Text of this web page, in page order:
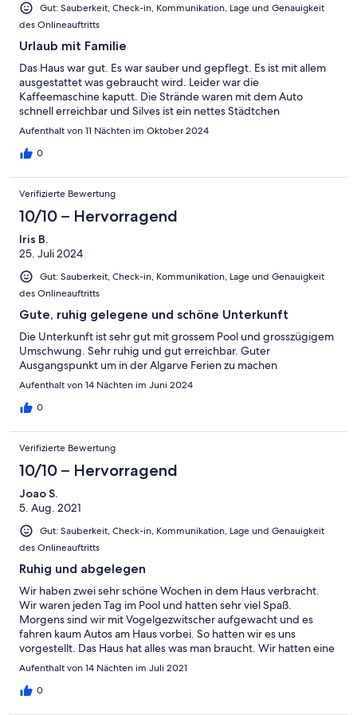
Gut: Sauberkeit, Check-in, Kommunikation, Lage und Genauigkeit
des Onlineauftritts
Urlaub mit Familie
Das Haus war gut. Es war sauber und gepflegt. Es ist mit allem
ausgestattet was gebraucht wird. Leider war die
Kaffeemaschine kaputt. Die Strände waren mit dem Auto
schnell erreichbar und Silves ist ein nettes Städtchen
Aufenthalt von 11 Nächten im Oktober 2024
0
Verifizierte Bewertung
10/10 – Hervorragend
Iris B.
25. Juli 2024
Gut: Sauberkeit, Check-in, Kommunikation, Lage und Genauigkeit
des Onlineauftritts
Gute, ruhig gelegene und schöne Unterkunft
Die Unterkunft ist sehr gut mit grossem Pool und grosszügigem
Umschwung. Sehr ruhig und gut erreichbar. Guter
Ausgangspunkt um in der Algarve Ferien zu machen
Aufenthalt von 14 Nächten im Juni 2024
0
Verifizierte Bewertung
10/10 – Hervorragend
Joao S.
5. Aug. 2021
Gut: Sauberkeit, Check-in, Kommunikation, Lage und Genauigkeit
des Onlineauftritts
Ruhig und abgelegen
Wir haben zwei sehr schöne Wochen in dem Haus verbracht.
Wir waren jeden Tag im Pool und hatten sehr viel Spaß.
Morgens sind wir mit Vogelgezwitscher aufgewacht und es
fahren kaum Autos am Haus vorbei. So hatten wir es uns
vorgestellt. Das Haus hat alles was man braucht. Wir hatten eine
gute Komunikation mit der Vermieterin, sehr freundlich, offen
Haus führt ist fast komplett asphaltiert.
Aufenthalt von 14 Nächten im Juli 2021
0